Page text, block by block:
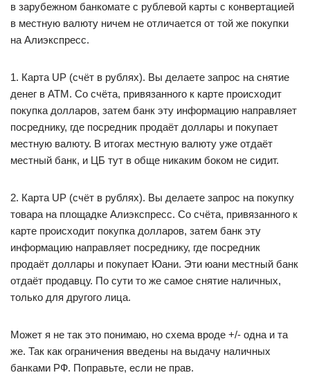
в зарубежном банкомате с рублевой карты с конвертацией
в местную валюту ничем не отличается от той же покупки
на Алиэкспресс.
1. Карта UP (счёт в рублях). Вы делаете запрос на снятие
денег в АТМ. Со счёта, привязанного к карте происходит
покупка долларов, затем банк эту информацию направляет
посреднику, где посредник продаёт доллары и покупает
местную валюту. В итогах местную валюту уже отдаёт
местный банк, и ЦБ тут в обще никаким боком не сидит.
2. Карта UP (счёт в рублях). Вы делаете запрос на покупку
товара на площадке Алиэкспресс. Со счёта, привязанного к
карте происходит покупка долларов, затем банк эту
информацию направляет посреднику, где посредник
продаёт доллары и покупает Юани. Эти юани местный банк
отдаёт продавцу. По сути то же самое снятие наличных,
только для другого лица.
Может я не так это понимаю, но схема вроде +/- одна и та
же. Так как ограничения введены на выдачу наличных
банками РФ. Поправьте, если не прав.